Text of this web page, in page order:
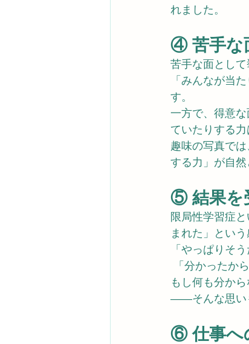
れました。
④ 苦手な
苦手な面とし
「みんなが当
す。
一方で、得意
ていたりする力
趣味の写真で
する力」が自然
⑤ 結果を
限局性学習症
まれた」という
「やっぱりそう
「分かったか
もし何も分か
——そんな思い
⑥ 仕事へ